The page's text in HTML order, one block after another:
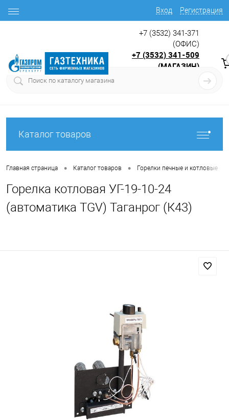
Вход Регистрация
+7 (3532) 341-371
(ОФИС)
+7 (3532) 341-509
(МАГАЗИН)
Каталог товаров
Главная страница • Каталог товаров • Горелки печные и котловые
Горелка котловая УГ-19-10-24
(автоматика TGV) Таганрог (К43)